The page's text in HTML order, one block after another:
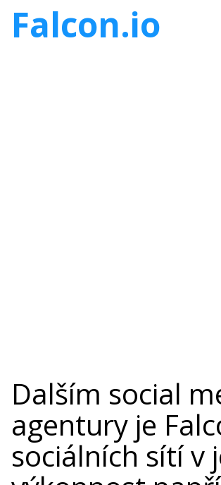
Falcon.io
Dalším social
agentury je
sociálních sítí v